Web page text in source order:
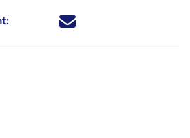
Deel dit nieuwsbericht via X -
Deel dit nieuwsbericht via
Deel dit nieuwsbericht
Deel dit